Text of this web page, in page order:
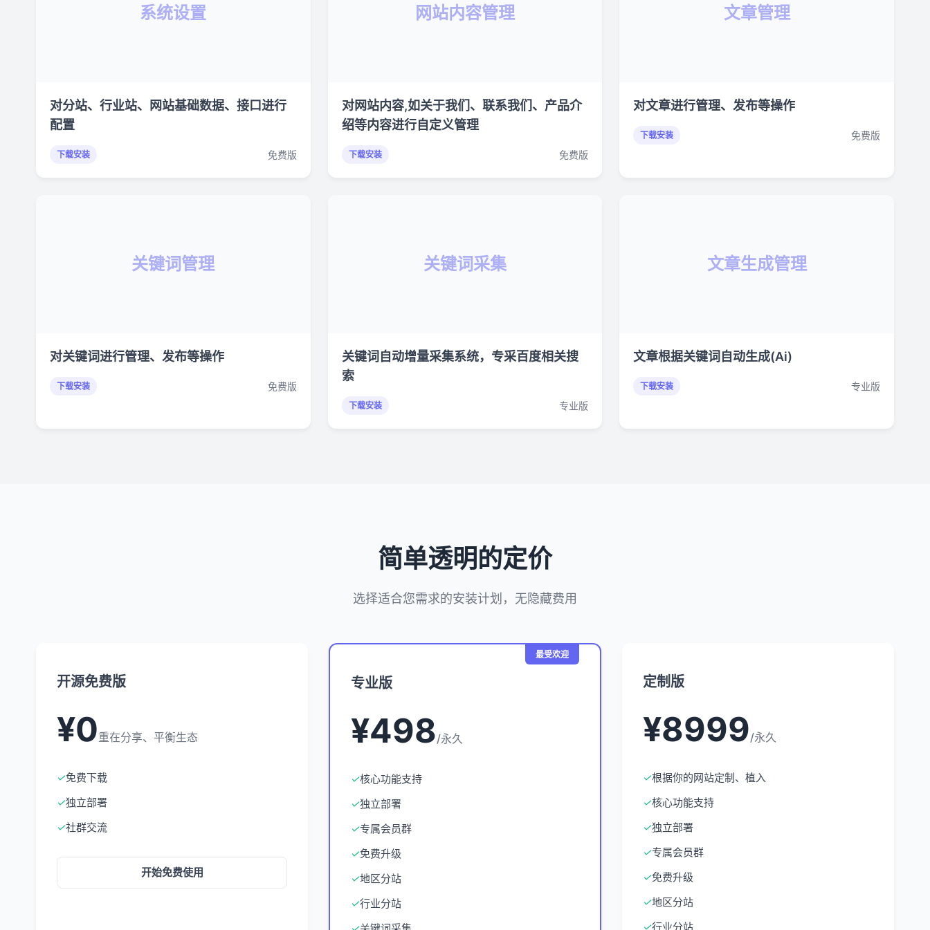
系统设置
对分站、行业站、网站基础数据、接口进行
配置
下载安装 免费版
网站内容管理
对网站内容,如关于我们、联系我们、产品介
绍等内容进行自定义管理
下载安装 免费版
文章管理
对文章进行管理、发布等操作
下载安装 免费版
关键词管理
对关键词进行管理、发布等操作
下载安装 免费版
关键词采集
关键词自动增量采集系统，专采百度相关搜
索
下载安装 专业版
文章生成管理
文章根据关键词自动生成(Ai)
下载安装 专业版
简单透明的定价
选择适合您需求的安装计划，无隐藏费用
开源免费版
¥0重在分享、平衡生态
✓免费下载
✓独立部署
✓社群交流
开始免费使用
最受欢迎
专业版
¥498/永久
✓核心功能支持
✓独立部署
✓专属会员群
✓免费升级
✓地区分站
✓行业分站
定制版
¥8999/永久
✓根据你的网站定制、植入
✓核心功能支持
✓独立部署
✓专属会员群
✓免费升级
✓地区分站
✓行业分站